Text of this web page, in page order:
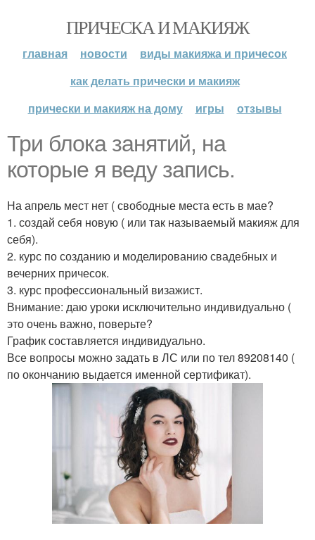
ПРИЧЕСКА И МАКИЯЖ
главная новости
виды макияжа и причесок
как делать прически и макияж
прически и макияж на дому
игры отзывы
Три блока занятий, на
которые я веду запись.
На апрель мест нет ( свободные места есть в мае?
1. создай себя новую ( или так называемый макияж для
себя).
2. курс по созданию и моделированию свадебных и
вечерних причесок.
3. курс профессиональный визажист.
Внимание: даю уроки исключительно индивидуально (
это очень важно, поверьте?
График составляется индивидуально.
Все вопросы можно задать в ЛС или по тел 89208140 (
по окончанию выдается именной сертификат).